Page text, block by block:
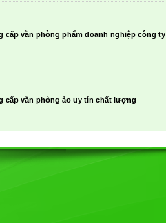
cấp văn phòng phẩm doanh nghiệp công ty
cấp văn phòng ảo uy tín chất lượng